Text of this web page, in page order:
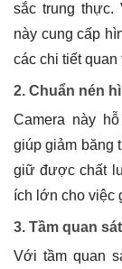
sắc trung thực.
này cung cấp
các chi tiết quan
2. Chuẩn nén
Camera này
giúp giảm băng
giữ được chất
ích lớn cho việc
3. Tầm quan
Với tầm quan